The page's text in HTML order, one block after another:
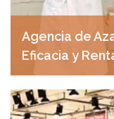
Agencia de
Eficacia y
abril 29, 2025